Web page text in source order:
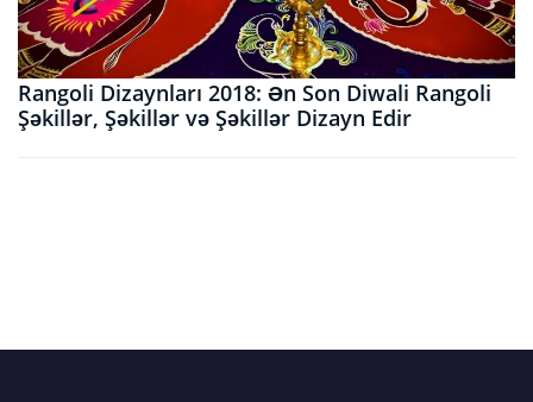
Rangoli Dizaynları 2018: Ən Son Diwali Rangoli
Şəkillər, Şəkillər və Şəkillər Dizayn Edir